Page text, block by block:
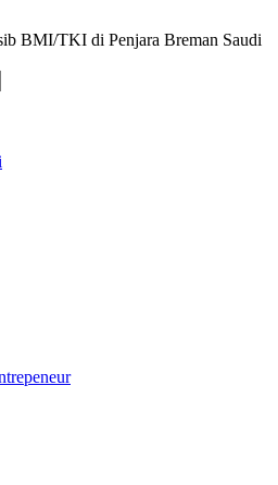
BMI/TKI di Penjara Breman Saudi